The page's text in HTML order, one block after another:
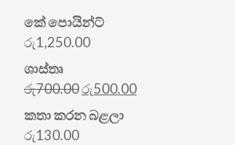
කේ පොයින්ට්
රු1,250.00
ශාස්තෘ
රු700.00Original
price
was:
රු500.00Current
කතා කරන බළලා
රු130.00